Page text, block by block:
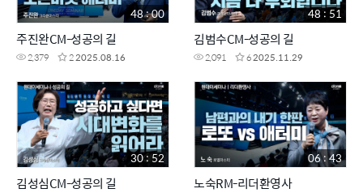
주진완CM-성공의 길
2,379 22025.08.16
48 : 00
김범수CM-성공의 길
2,091 62025.11.29
48 : 51
김성심CM-성공의 길
30 : 52
노숙RM-리더환영사
06 : 43